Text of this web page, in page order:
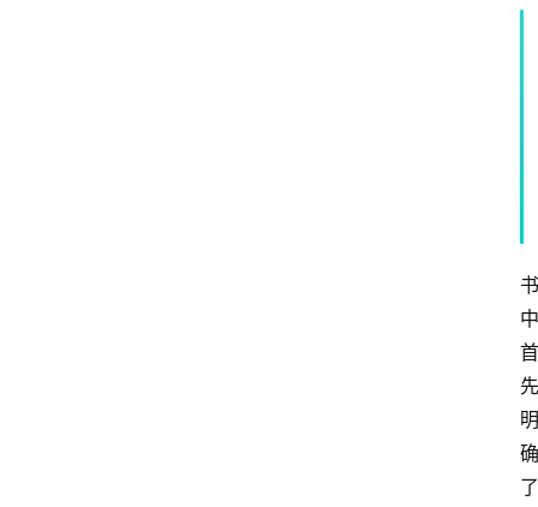
书
中
首
先
明
确
了